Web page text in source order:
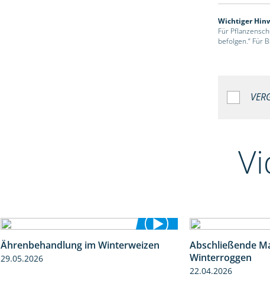
Wichtiger
Für
befolgen.“ Für
1:28
Ährenbehandlung im Winterweizen
29.05.2026
Abschließende
Winterroggen
22.04.2026